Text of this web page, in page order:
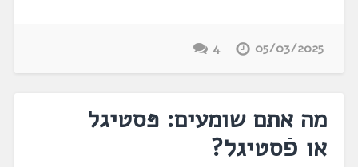
05/03/2025
4
מה אתם שומעים: פּסטיגל
או פֿסטיגל?